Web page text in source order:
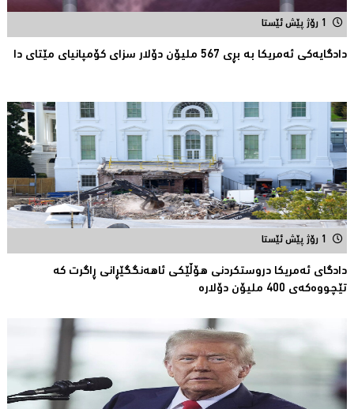
1 رۆژ پێش ئێستا
دادگایەكی ئەمریكا بە بڕی 567 ملیۆن دۆلار سزای كۆمپانیای مێتای دا
1 رۆژ پێش ئێستا
دادگای ئەمریكا دروستكردنی هۆڵێكی ئاهەنگگێڕانی ڕاگرت كە
تێچووەكەی 400 ملیۆن دۆلارە